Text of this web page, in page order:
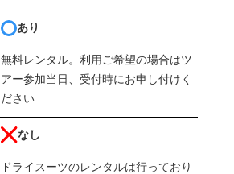
あり
無料レンタル。利用ご希望の場合はツ
アー参加当日、受付時にお申し付けく
ださい
なし
ドライスーツのレンタルは行っており